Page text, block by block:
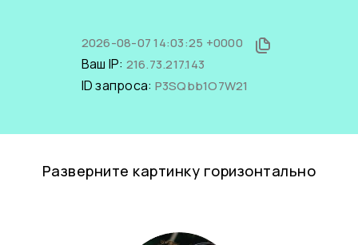
2026-08-07 14:03:25 +0000
Ваш IP: 216.73.217.143
ID запроса: P3SQbb1O7W21
Разверните картинку горизонтально